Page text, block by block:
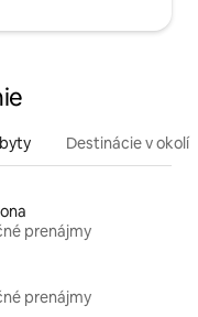
Destinácie v okolí
prenájmy
prenájmy